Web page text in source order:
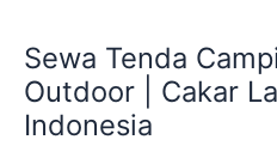
content
Sewa Tenda
Outdoor | Cakar
Indonesia